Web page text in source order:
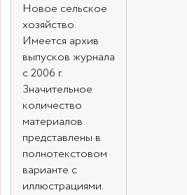
Новое сельское
хозяйство.
Имеется архив
выпусков журнала
с 2006 г.
Значительное
количество
материалов
представлены в
полнотекстовом
варианте с
иллюстрациями.